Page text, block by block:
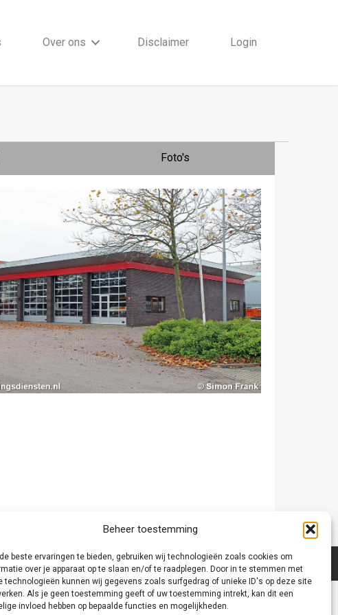
Beheer toestemming
beste ervaringen te bieden, gebruiken wij technologieën zoals cookies om
over je apparaat op te slaan en/of te raadplegen. Door in te stemmen met
technologieën kunnen wij gegevens zoals surfgedrag of unieke ID's op deze site
Als je geen toestemming geeft of uw toestemming intrekt, kan dit een
invloed hebben op bepaalde functies en mogelijkheden.
Over ons Disclaimer Login
Foto's